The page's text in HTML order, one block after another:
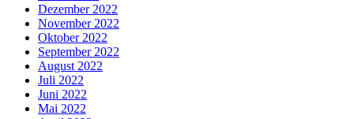
Dezember 2022
November 2022
Oktober 2022
September 2022
August 2022
Juli 2022
Juni 2022
Mai 2022